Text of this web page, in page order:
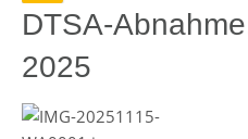
DTSA-
2025